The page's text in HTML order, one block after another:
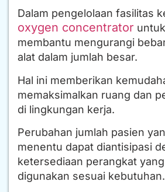
Dalam pengelolaan fasilitas
oxygen concentrator
membantu mengurangi
alat dalam jumlah besar.
Hal ini memberikan
memaksimalkan ruang dan
di lingkungan kerja.
Perubahan jumlah pasien
menentu dapat diantisipasi
ketersediaan perangkat
digunakan sesuai kebutuhan.